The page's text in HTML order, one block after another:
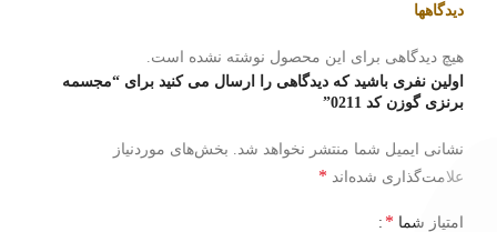
دیدگاهها
هیچ دیدگاهی برای این محصول نوشته نشده است.
اولین نفری باشید که دیدگاهی را ارسال می کنید برای “مجسمه
برنزی گوزن کد 0211”
نشانی ایمیل شما منتشر نخواهد شد.
بخش‌های موردنیاز
علامت‌گذاری شده‌اند *
امتیاز شما *